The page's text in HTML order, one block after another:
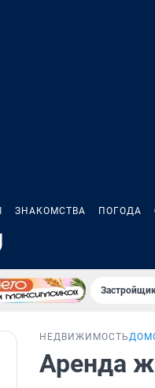
ЗНАКОМСТВА ПОГОДА
НЕДВИЖИМОСТЬ
Аренда